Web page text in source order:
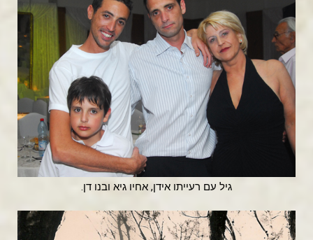
גיל עם רעייתו אידן, אחיו גיא ובנו דן.